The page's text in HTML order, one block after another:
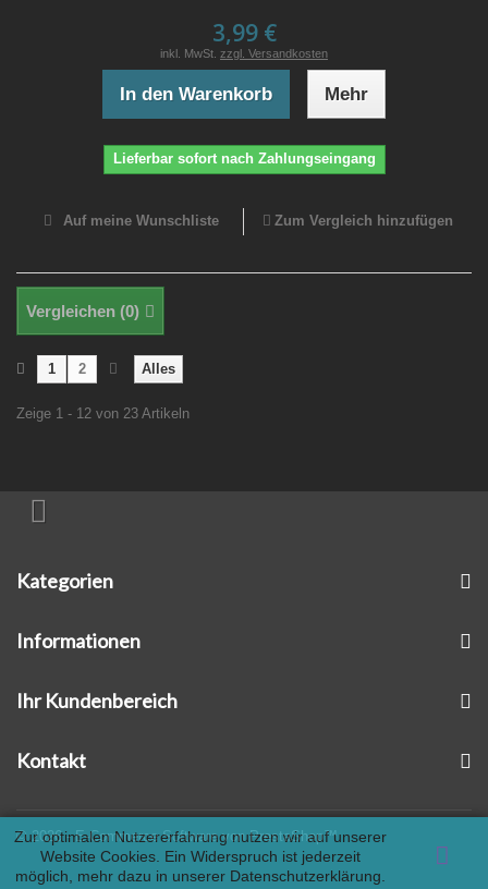
3,99 €
inkl. MwSt. zzgl. Versandkosten
In den Warenkorb Mehr
Lieferbar sofort nach Zahlungseingang
Auf meine Wunschliste Zum Vergleich hinzufügen
Vergleichen (0)
Alles
1 2
Zeige 1 - 12 von 23 Artikeln
Kategorien
Informationen
© 2026 - E-Commerce Software von PrestaShop™
Ihr Kundenbereich
Kontakt
Zur optimalen Nutzererfahrung nutzen wir auf unserer
Website Cookies. Ein Widerspruch ist jederzeit
möglich, mehr dazu in unserer Datenschutzerklärung.